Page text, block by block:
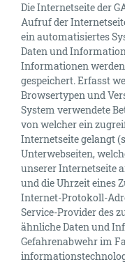
Die Internetseite der
Aufruf der
ein automatisiertes
Daten und
Informationen werden
gespeichert. Erfasst
Browsertypen und
System verwendete
von welcher ein
Internetseite gelangt
Unterwebseiten,
unserer Internetseite
und die Uhrzeit eines
Internet-Protokoll-
Service-Provider des
ähnliche Daten und
Gefahrenabwehr im